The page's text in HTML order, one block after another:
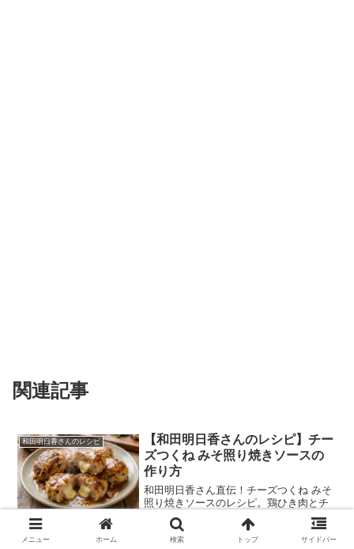
関連記事
和田明日香さんのレシピ
【和田明日香さんのレシピ】チー
ズつくね みそ照り焼きソースの
作り方
和田明日香さん直伝！チーズつくね みそ
照り焼きソースのレシピ。鶏ひき肉とチ
ーズが絶妙にマッチ。ご飯にもお酒にも
合う簡単絶品料理。 2026.03.28
メニュー ホーム 検索 トップ サイドバー